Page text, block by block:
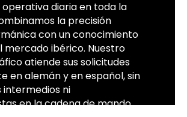
operativa diaria en toda la
la precisión
con un conocimiento
mercado ibérico. Nuestro
atiende sus solicitudes
en alemán y en español, sin
ni
en la cadena de mando,